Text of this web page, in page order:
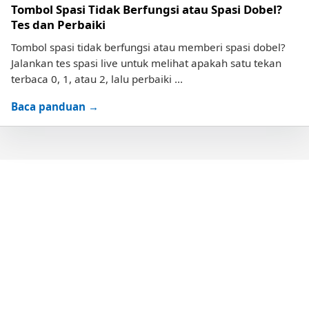
Tombol Spasi Tidak Berfungsi atau Spasi Dobel?
Tes dan Perbaiki
Tombol spasi tidak berfungsi atau memberi spasi dobel?
Jalankan tes spasi live untuk melihat apakah satu tekan
terbaca 0, 1, atau 2, lalu perbaiki ...
Baca panduan →